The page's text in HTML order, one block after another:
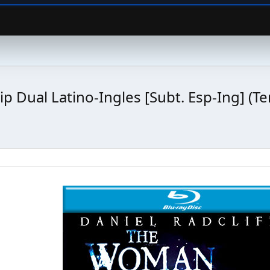
Dual Latino-Ingles [Subt. Esp-Ing]